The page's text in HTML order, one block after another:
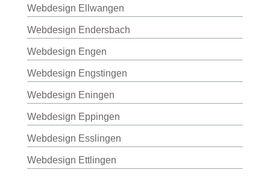
Webdesign Ellwangen
Webdesign Endersbach
Webdesign Engen
Webdesign Engstingen
Webdesign Eningen
Webdesign Eppingen
Webdesign Esslingen
Webdesign Ettlingen